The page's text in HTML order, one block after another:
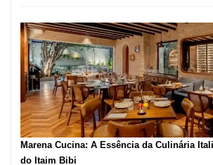
Marena Cucina: A Essência da Culinária
do Itaim Bibi